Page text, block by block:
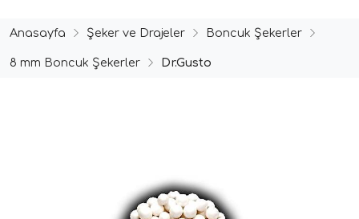
Anasayfa Şeker ve Drajeler Boncuk Şekerler
8 mm Boncuk Şekerler Dr.Gusto